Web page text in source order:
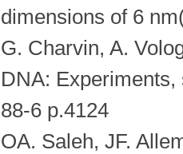
dimensions of 6
G. Charvin, A.
DNA:
88-6 p.4124
OA. Saleh, JF.